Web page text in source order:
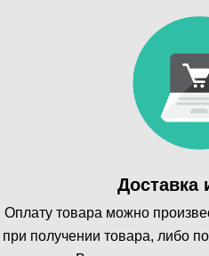
Доставка
Оплату товара можно
при получении товара, либо